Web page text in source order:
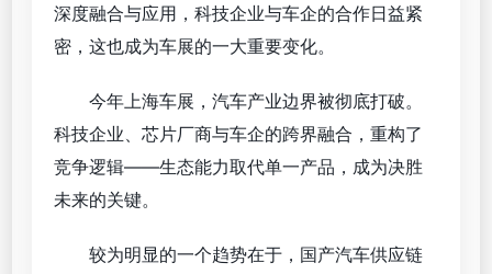
深度融合与应用，科技企业与车企的合作日益紧
密，这也成为车展的一大重要变化。
今年上海车展，汽车产业边界被彻底打破。
科技企业、芯片厂商与车企的跨界融合，重构了
竞争逻辑——生态能力取代单一产品，成为决胜
未来的关键。
较为明显的一个趋势在于，国产汽车供应链